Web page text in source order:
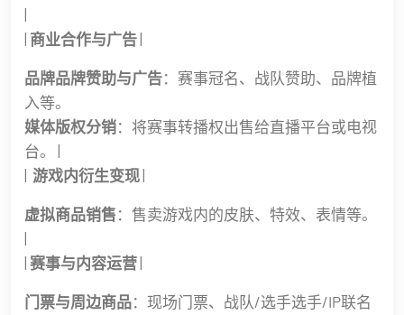
|
| 商业合作与广告|
品牌品牌赞助与广告：赛事冠名、战队赞助、品牌植
入等。
媒体版权分销：将赛事转播权出售给直播平台或电视
台。 |
| ️ 游戏内衍生变现|
虚拟商品销售 ：售卖游戏内的皮肤、特效、表情等。
|
| 赛事与内容运营|
门票与周边商品：现场门票、战队/选手选手/IP联名